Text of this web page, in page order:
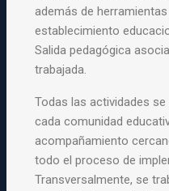
además de
establecimiento
Salida pedagógica
trabajada.
Todas las actividades
cada comunidad
acompañamiento
todo el proceso de
Transversalmente, se